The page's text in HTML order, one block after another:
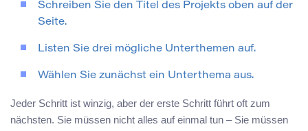
Schreiben Sie den Titel des Projekts oben auf der
Seite.
Listen Sie drei mögliche Unterthemen auf.
Wählen Sie zunächst ein Unterthema aus.
Jeder Schritt ist winzig, aber der erste Schritt führt oft zum
nächsten. Sie müssen nicht alles auf einmal tun – Sie müssen